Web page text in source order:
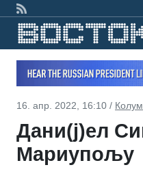
16. апр. 2022, 16:10 /
Дани(ј)ел
Мариупољу